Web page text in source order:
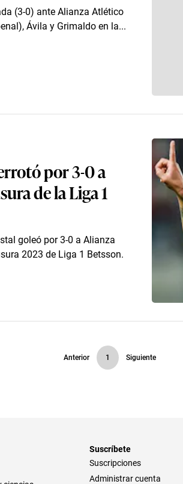
(3-0) ante Alianza Atlético
Ávila y Grimaldo en la...
por 3-0 a
de la Liga 1
goleó por 3-0 a Alianza
2023 de Liga 1 Betsson.
Anterior 1 Siguiente
Suscríbete
Suscripciones
Administrar cuenta